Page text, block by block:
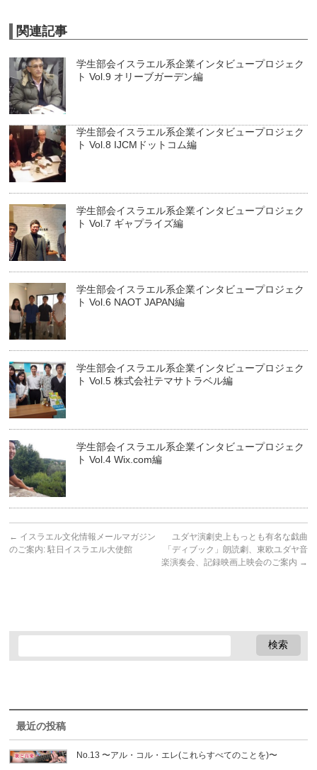
関連記事
学生部会イスラエル系企業インタビュープロジェク
ト Vol.9 オリーブガーデン編
学生部会イスラエル系企業インタビュープロジェク
ト Vol.8 IJCMドットコム編
学生部会イスラエル系企業インタビュープロジェク
ト Vol.7 ギャプライズ編
学生部会イスラエル系企業インタビュープロジェク
ト Vol.6 NAOT JAPAN編
学生部会イスラエル系企業インタビュープロジェク
ト Vol.5 株式会社テマサトラベル編
学生部会イスラエル系企業インタビュープロジェク
ト Vol.4 Wix.com編
← イスラエル文化情報メールマガジン
のご案内: 駐日イスラエル大使館
ユダヤ演劇史上もっとも有名な戯曲
「ディブック」朗読劇、東欧ユダヤ音
楽演奏会、記録映画上映会のご案内 →
最近の投稿
No.13 〜アル・コル・エレ(これらすべてのことを)〜